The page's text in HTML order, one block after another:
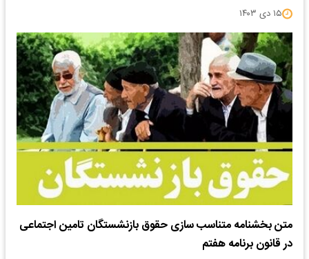
۱۵ دی ۱۴۰۳
متن بخشنامه متناسب سازی حقوق بازنشستگان تامین اجتماعی
در قانون برنامه هفتم